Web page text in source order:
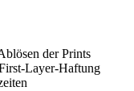
der Prints
Layer-Haftung